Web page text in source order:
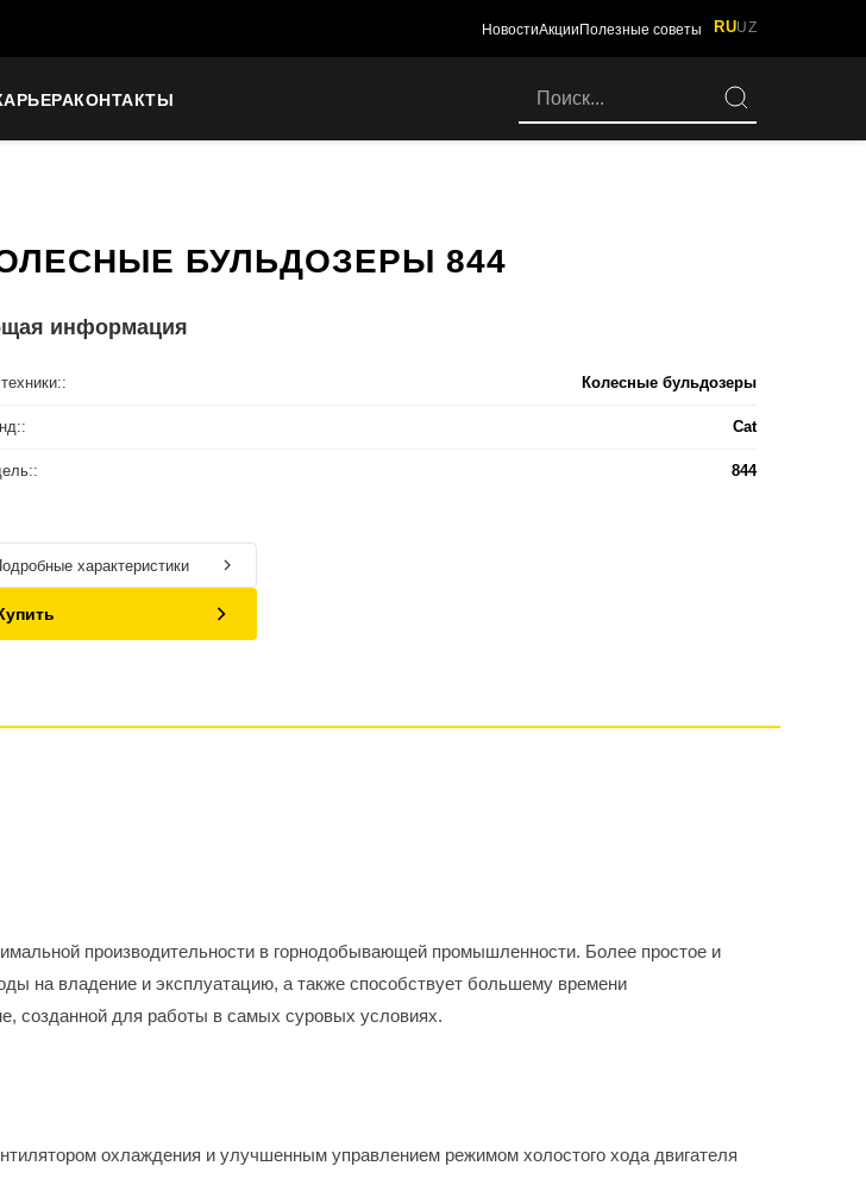
НовостиАкции Полезные советы RUUZ
КОНТАКТЫ
БУЛЬДОЗЕРЫ 844
информация
Колесные бульдозеры
Cat
844
характеристики
производительности в горнодобывающей промышленности. Более простое и
на владение и эксплуатацию, а также способствует большему времени
созданной для работы в самых суровых условиях.
охлаждения и улучшенным управлением режимом холостого хода двигателя